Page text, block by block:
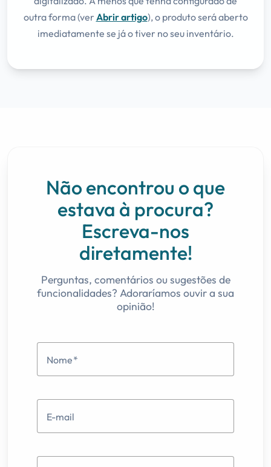
outra forma (ver Abrir artigo), o produto será aberto
imediatamente se já o tiver no seu inventário.
Não encontrou o que
estava à procura?
Escreva-nos
diretamente!
Perguntas, comentários ou sugestões de
funcionalidades? Adoraríamos ouvir a sua
opinião!
Nome
E-mail